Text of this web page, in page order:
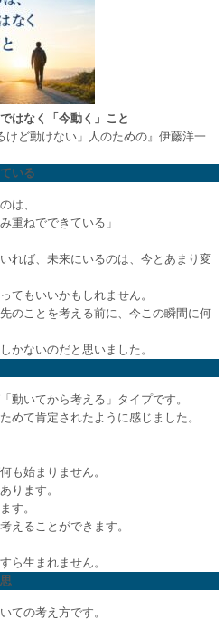
はなく「今動く」こと
ど動けない」人のための』伊藤洋一
いる
は、
重ねでできている」
れば、未来にいるのは、今とあまり変
てもいいかもしれません。
のことを考える前に、今この瞬間に何
かないのだと思いました。
動いてから考える」タイプです。
めて肯定されたように感じました。
も始まりません。
ります。
す。
えることができます。
ら生まれません。
ての考え方です。